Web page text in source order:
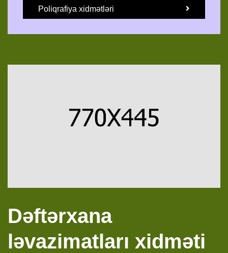
Poliqrafiya xidmətləri
Dəftərxana
ləvazimatları xidməti